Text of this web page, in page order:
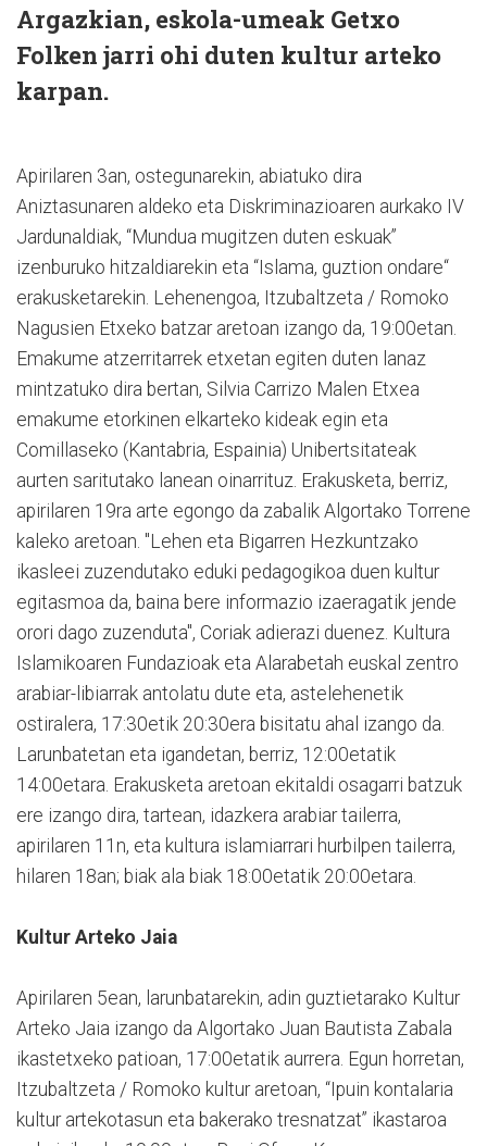
Argazkian, eskola-umeak Getxo
Folken jarri ohi duten kultur arteko
karpan.
Apirilaren 3an, ostegunarekin, abiatuko dira
Aniztasunaren aldeko eta Diskriminazioaren aurkako IV
Jardunaldiak, “Mundua mugitzen duten eskuak”
izenburuko hitzaldiarekin eta “Islama, guztion ondare“
erakusketarekin. Lehenengoa, Itzubaltzeta / Romoko
Nagusien Etxeko batzar aretoan izango da, 19:00etan.
Emakume atzerritarrek etxetan egiten duten lanaz
mintzatuko dira bertan, Silvia Carrizo Malen Etxea
emakume etorkinen elkarteko kideak egin eta
Comillaseko (Kantabria, Espainia) Unibertsitateak
aurten saritutako lanean oinarrituz. Erakusketa, berriz,
apirilaren 19ra arte egongo da zabalik Algortako Torrene
kaleko aretoan. "Lehen eta Bigarren Hezkuntzako
ikasleei zuzendutako eduki pedagogikoa duen kultur
egitasmoa da, baina bere informazio izaeragatik jende
orori dago zuzenduta", Coriak adierazi duenez. Kultura
Islamikoaren Fundazioak eta Alarabetah euskal zentro
arabiar-libiarrak antolatu dute eta, astelehenetik
ostiralera, 17:30etik 20:30era bisitatu ahal izango da.
Larunbatetan eta igandetan, berriz, 12:00etatik
14:00etara. Erakusketa aretoan ekitaldi osagarri batzuk
ere izango dira, tartean, idazkera arabiar tailerra,
apirilaren 11n, eta kultura islamiarrari hurbilpen tailerra,
hilaren 18an; biak ala biak 18:00etatik 20:00etara.
Kultur Arteko Jaia
Apirilaren 5ean, larunbatarekin, adin guztietarako Kultur
Arteko Jaia izango da Algortako Juan Bautista Zabala
ikastetxeko patioan, 17:00etatik aurrera. Egun horretan,
Itzubaltzeta / Romoko kultur aretoan, “Ipuin kontalaria
kultur artekotasun eta bakerako tresnatzat” ikastaroa